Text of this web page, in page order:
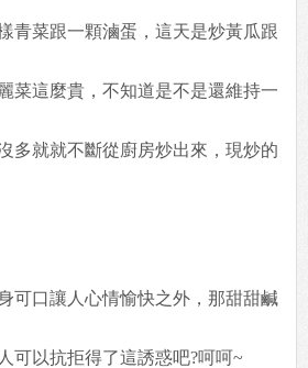
青菜跟一顆滷蛋，這天是炒黃瓜跟
菜這麼貴，不知道是不是還維持一
多就就不斷從廚房炒出來，現炒的
可口讓人心情愉快之外，那甜甜鹹
可以抗拒得了這誘惑吧?呵呵~